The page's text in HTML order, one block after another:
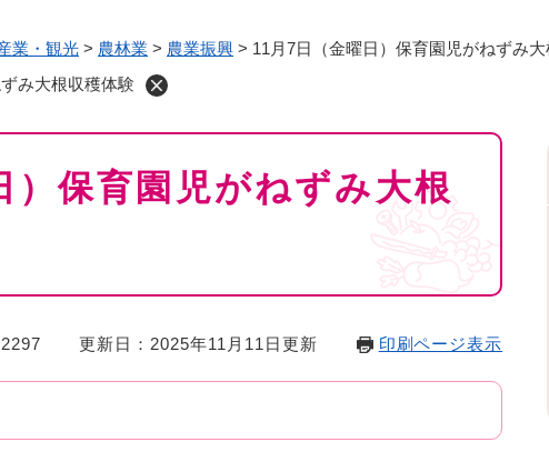
政無線 消防・救急 生活環境
境・衛生 上下水道
学校・教育
保険・年金
入札・契約 観光・特産
ついて 統計情報 広報・広聴
行政
業・観光 > 農林業 > 農業振興 > 11月7日（金曜日）保育園児がねずみ
み大根収穫体験
）保育園児がねずみ大根
更新日：2025年11月11日更新 印刷ページ表示